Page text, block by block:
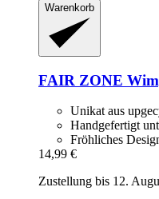
Warenkorb
FAIR ZONE
Unikat aus
Handgefertigt
Fröhliches
14,99 €
Zustellung bis 12.